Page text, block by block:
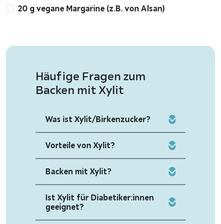
20 g vegane Margarine (z.B. von Alsan)
Häufige Fragen zum
Backen mit Xylit
Was ist Xylit/Birkenzucker?
Vorteile von Xylit?
Backen mit Xylit?
Ist Xylit für Diabetiker:innen
geeignet?